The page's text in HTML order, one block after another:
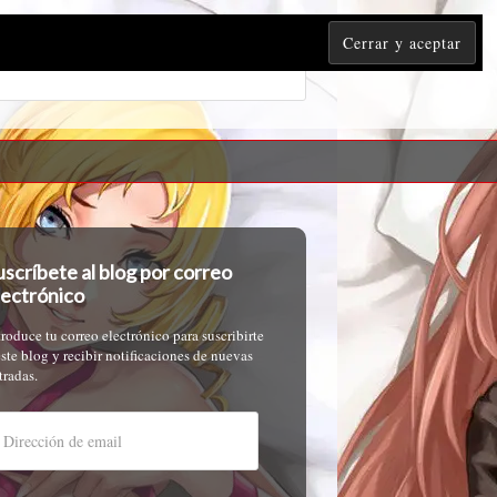
al blog por correo
tu correo electrónico para suscribirte
blog y recibir notificaciones de nuevas